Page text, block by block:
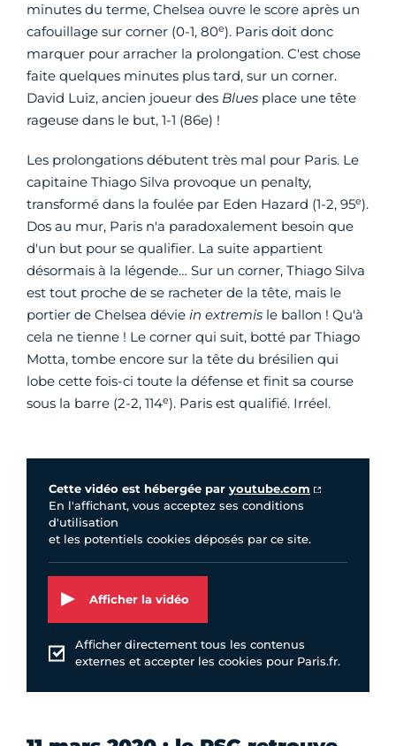
minutes du terme, Chelsea ouvre le score après un
cafouillage sur corner (0-1, 80e). Paris doit donc
marquer pour arracher la prolongation. C'est chose
faite quelques minutes plus tard, sur un corner.
David Luiz, ancien joueur des Blues place une tête
rageuse dans le but, 1-1 (86e) !
Les prolongations débutent très mal pour Paris. Le
capitaine Thiago Silva provoque un penalty,
transformé dans la foulée par Eden Hazard (1-2, 95e).
Dos au mur, Paris n'a paradoxalement besoin que
d'un but pour se qualifier. La suite appartient
désormais à la légende… Sur un corner, Thiago Silva
est tout proche de se racheter de la tête, mais le
portier de Chelsea dévie in extremis le ballon ! Qu'à
cela ne tienne ! Le corner qui suit, botté par Thiago
Motta, tombe encore sur la tête du brésilien qui
lobe cette fois-ci toute la défense et finit sa course
sous la barre (2-2, 114e). Paris est qualifié. Irréel.
Cette vidéo est hébergée par youtube.com
En l'affichant, vous acceptez ses conditions
d'utilisation
et les potentiels cookies déposés par ce site.
Afficher la vidéo
Afficher directement tous les contenus
externes et accepter les cookies pour Paris.fr.